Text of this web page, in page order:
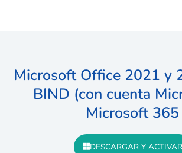
Microsoft Office 2021 y
BIND (con cuenta
Microsoft 365
DESCARGAR Y ACTIVAR